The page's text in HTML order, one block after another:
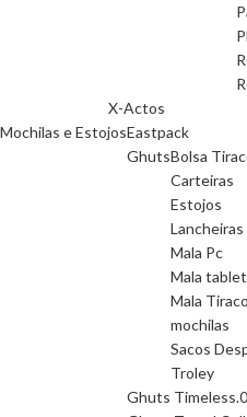
X-Actos
Mochilas e EstojosEastpack
GhutsBolsa
Carteiras
Estojos
Lancheiras
Mala Pc
Mala
Mala
mochilas
Sacos
Troley
Ghuts